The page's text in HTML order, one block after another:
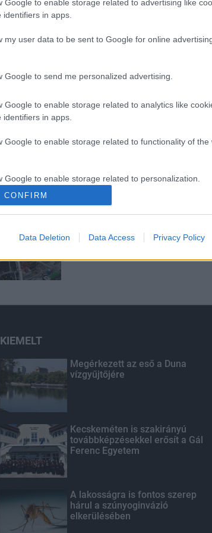
Google to enable storage related to advertising like
in apps.
my user data to be sent to Google for online
Google to send me personalized advertising.
Google to enable storage related to analytics like
in apps.
Google to enable storage related to functionality of the
Google to enable storage related to personalization.
Google to enable storage related to security, including
CONFIRM
Data Deletion Data Access Privacy Policy
Új gyalogosátkelők és jelzőlámpás
csomópont épül Angyalföldön
Másfélszeresére bővítik
Hódmezővásárhely jó hírű
református iskoláját
be a Flórián téri felüljárón
Paks II.: Mit jelent az 5. blokk új
mérföldköve a felülvizsgálat
KIEMELT
Megérkezett az eső a Duna
vízgyűjtőjére
Kecskeméten is szakirányú
továbbképzésekkel erősít a Gál
Ferenc Egyetem
A lakosságra is fontos szerep
hárul a szúnyoginvázió
elkerülésében